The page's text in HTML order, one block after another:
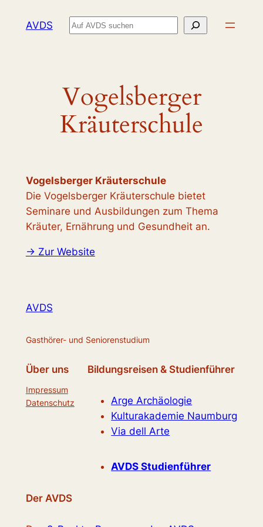
InhaltAVDS Suchen
Vogelsberger
Kräuterschule
Vogelsberger Kräuterschule
Die Vogelsberger Kräuterschule bietet
Seminare und Ausbildungen zum Thema
Kräuter, Ernährung und Gesundheit an.
-> Zur Website
AVDS
Gasthörer- und Seniorenstudium
Über uns
Impressum
Datenschutz
Bildungsreisen & Studienführer
Arge Archäologie
Kulturakademie Naumburg
Via dell Arte
AVDS Studienführer
Der AVDS